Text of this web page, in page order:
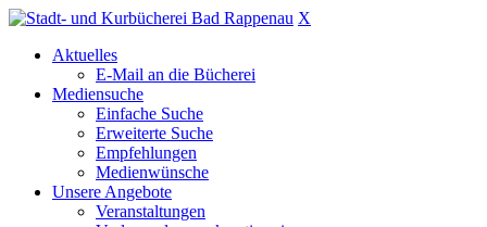
X
Aktuelles
E-Mail an die Bücherei
Mediensuche
Einfache Suche
Erweiterte Suche
Empfehlungen
Medienwünsche
Unsere Angebote
Veranstaltungen